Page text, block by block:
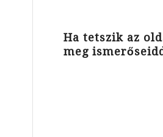
Ha tetszik az
meg